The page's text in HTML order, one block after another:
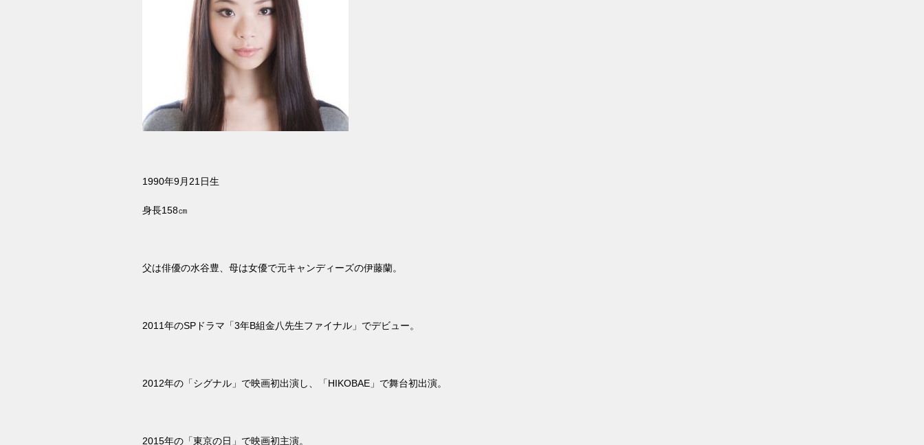
1990年9月 21 日生
身長158㎝
父は俳優の水谷豊、母は女優で元キャンディーズの伊藤蘭。
2011年のSP ドラマ「3年B組金八先生ファイナル」でデビュー。
2012年の「シグナル」で映画初出演し、「HIKOBAE 」で舞台初出演。
2015年の「東京の日」で映画初主演。